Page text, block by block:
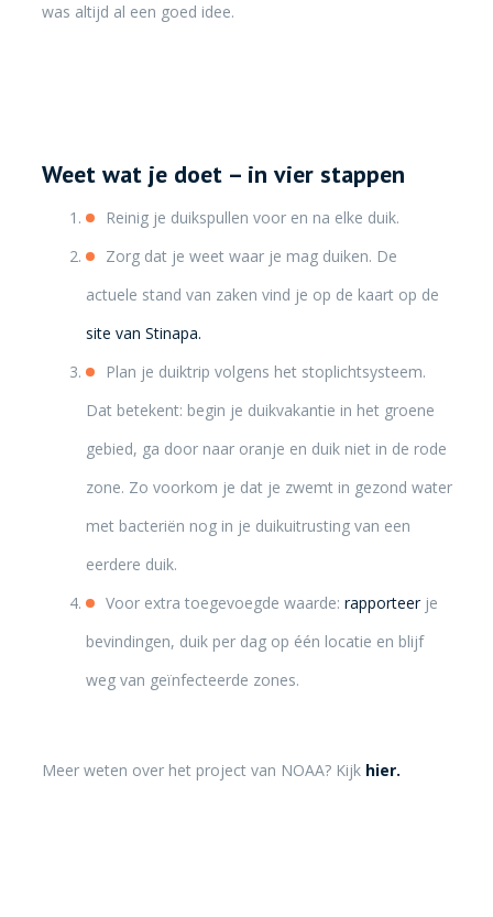
was altijd al een goed idee.
Weet wat je doet – in vier stappen
Reinig je duikspullen voor en na elke duik.
Zorg dat je weet waar je mag duiken. De
actuele stand van zaken vind je op de kaart op de
site van Stinapa.
Plan je duiktrip volgens het stoplichtsysteem.
Dat betekent: begin je duikvakantie in het groene
gebied, ga door naar oranje en duik niet in de rode
zone. Zo voorkom je dat je zwemt in gezond water
met bacteriën nog in je duikuitrusting van een
eerdere duik.
Voor extra toegevoegde waarde: rapporteerje
bevindingen, duik per dag op één locatie en blijf
weg van geïnfecteerde zones.
Meer weten over het project van NOAA? Kijk hier.